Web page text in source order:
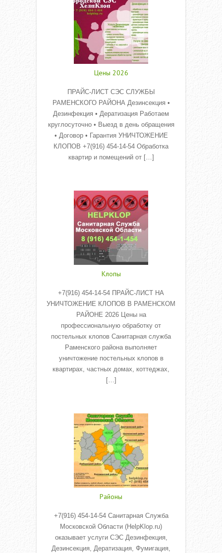
Цены 2026
ПРАЙС-ЛИСТ СЭС СЛУЖБЫ
РАМЕНСКОГО РАЙОНА Дезинсекция •
Дезинфекция • Дератизация Работаем
круглосуточно • Выезд в день обращения
• Договор • Гарантия УНИЧТОЖЕНИЕ
КЛОПОВ +7(916) 454-14-54 Обработка
квартир и помещений от […]
Клопы
+7(916) 454-14-54 ПРАЙС-ЛИСТ НА
УНИЧТОЖЕНИЕ КЛОПОВ В РАМЕНСКОМ
РАЙОНЕ 2026 Цены на
профессиональную обработку от
постельных клопов Санитарная служба
Раменского района выполняет
уничтожение постельных клопов в
квартирах, частных домах, коттеджах,
[…]
Районы
+7(916) 454-14-54 Санитарная Служба
Московской Области (HelpKlop.ru)
оказывает услуги СЭС Дезинфекция,
Дезинсекция, Дератизация, Фумигация,